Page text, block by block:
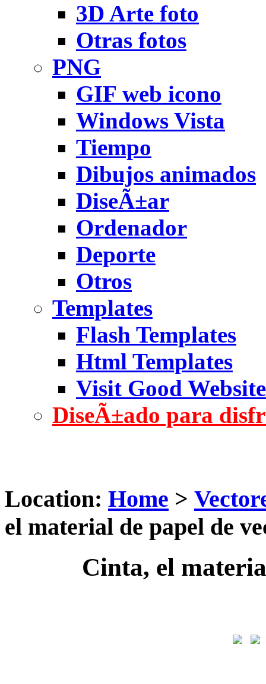
3D Arte foto
Otras fotos
PNG
GIF web icono
Windows Vista
Tiempo
Dibujos animados
DiseÃ±ar
Ordenador
Deporte
Otros
Templates
Flash Templates
Html Templates
Visit Good Website
DiseÃ±ado para
Location: Home >
el material de papel de
Cinta, el